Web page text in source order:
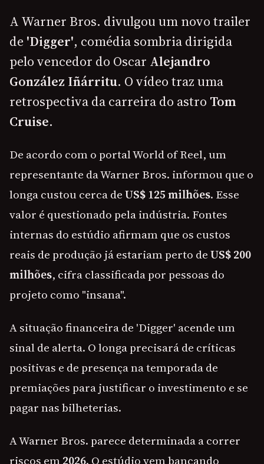
A Warner Bros. divulgou um novo trailer
de 'Digger', comédia sombria dirigida
pelo vencedor do Oscar Alejandro
González Iñárritu. O vídeo traz uma
retrospectiva da carreira do astro Tom
Cruise.
De acordo com o portal World of Reel, um
representante da Warner Bros. informou que o
longa custou cerca deUS$ 125 milhões. Esse
valor é questionado pela indústria. Fontes
internas do estúdio afirmam que os custos
reais de produção já estariam perto deUS$ 200
milhões, cifra classificada por pessoas do
projeto como "insana".
A situação financeira de 'Digger' acende um
sinal de alerta. O longa precisará de críticas
positivas e de presença na temporada de
premiações para justificar o investimento e se
pagar nas bilheterias.
A Warner Bros. parece determinada a correr
riscos em2026. O estúdio vem bancando